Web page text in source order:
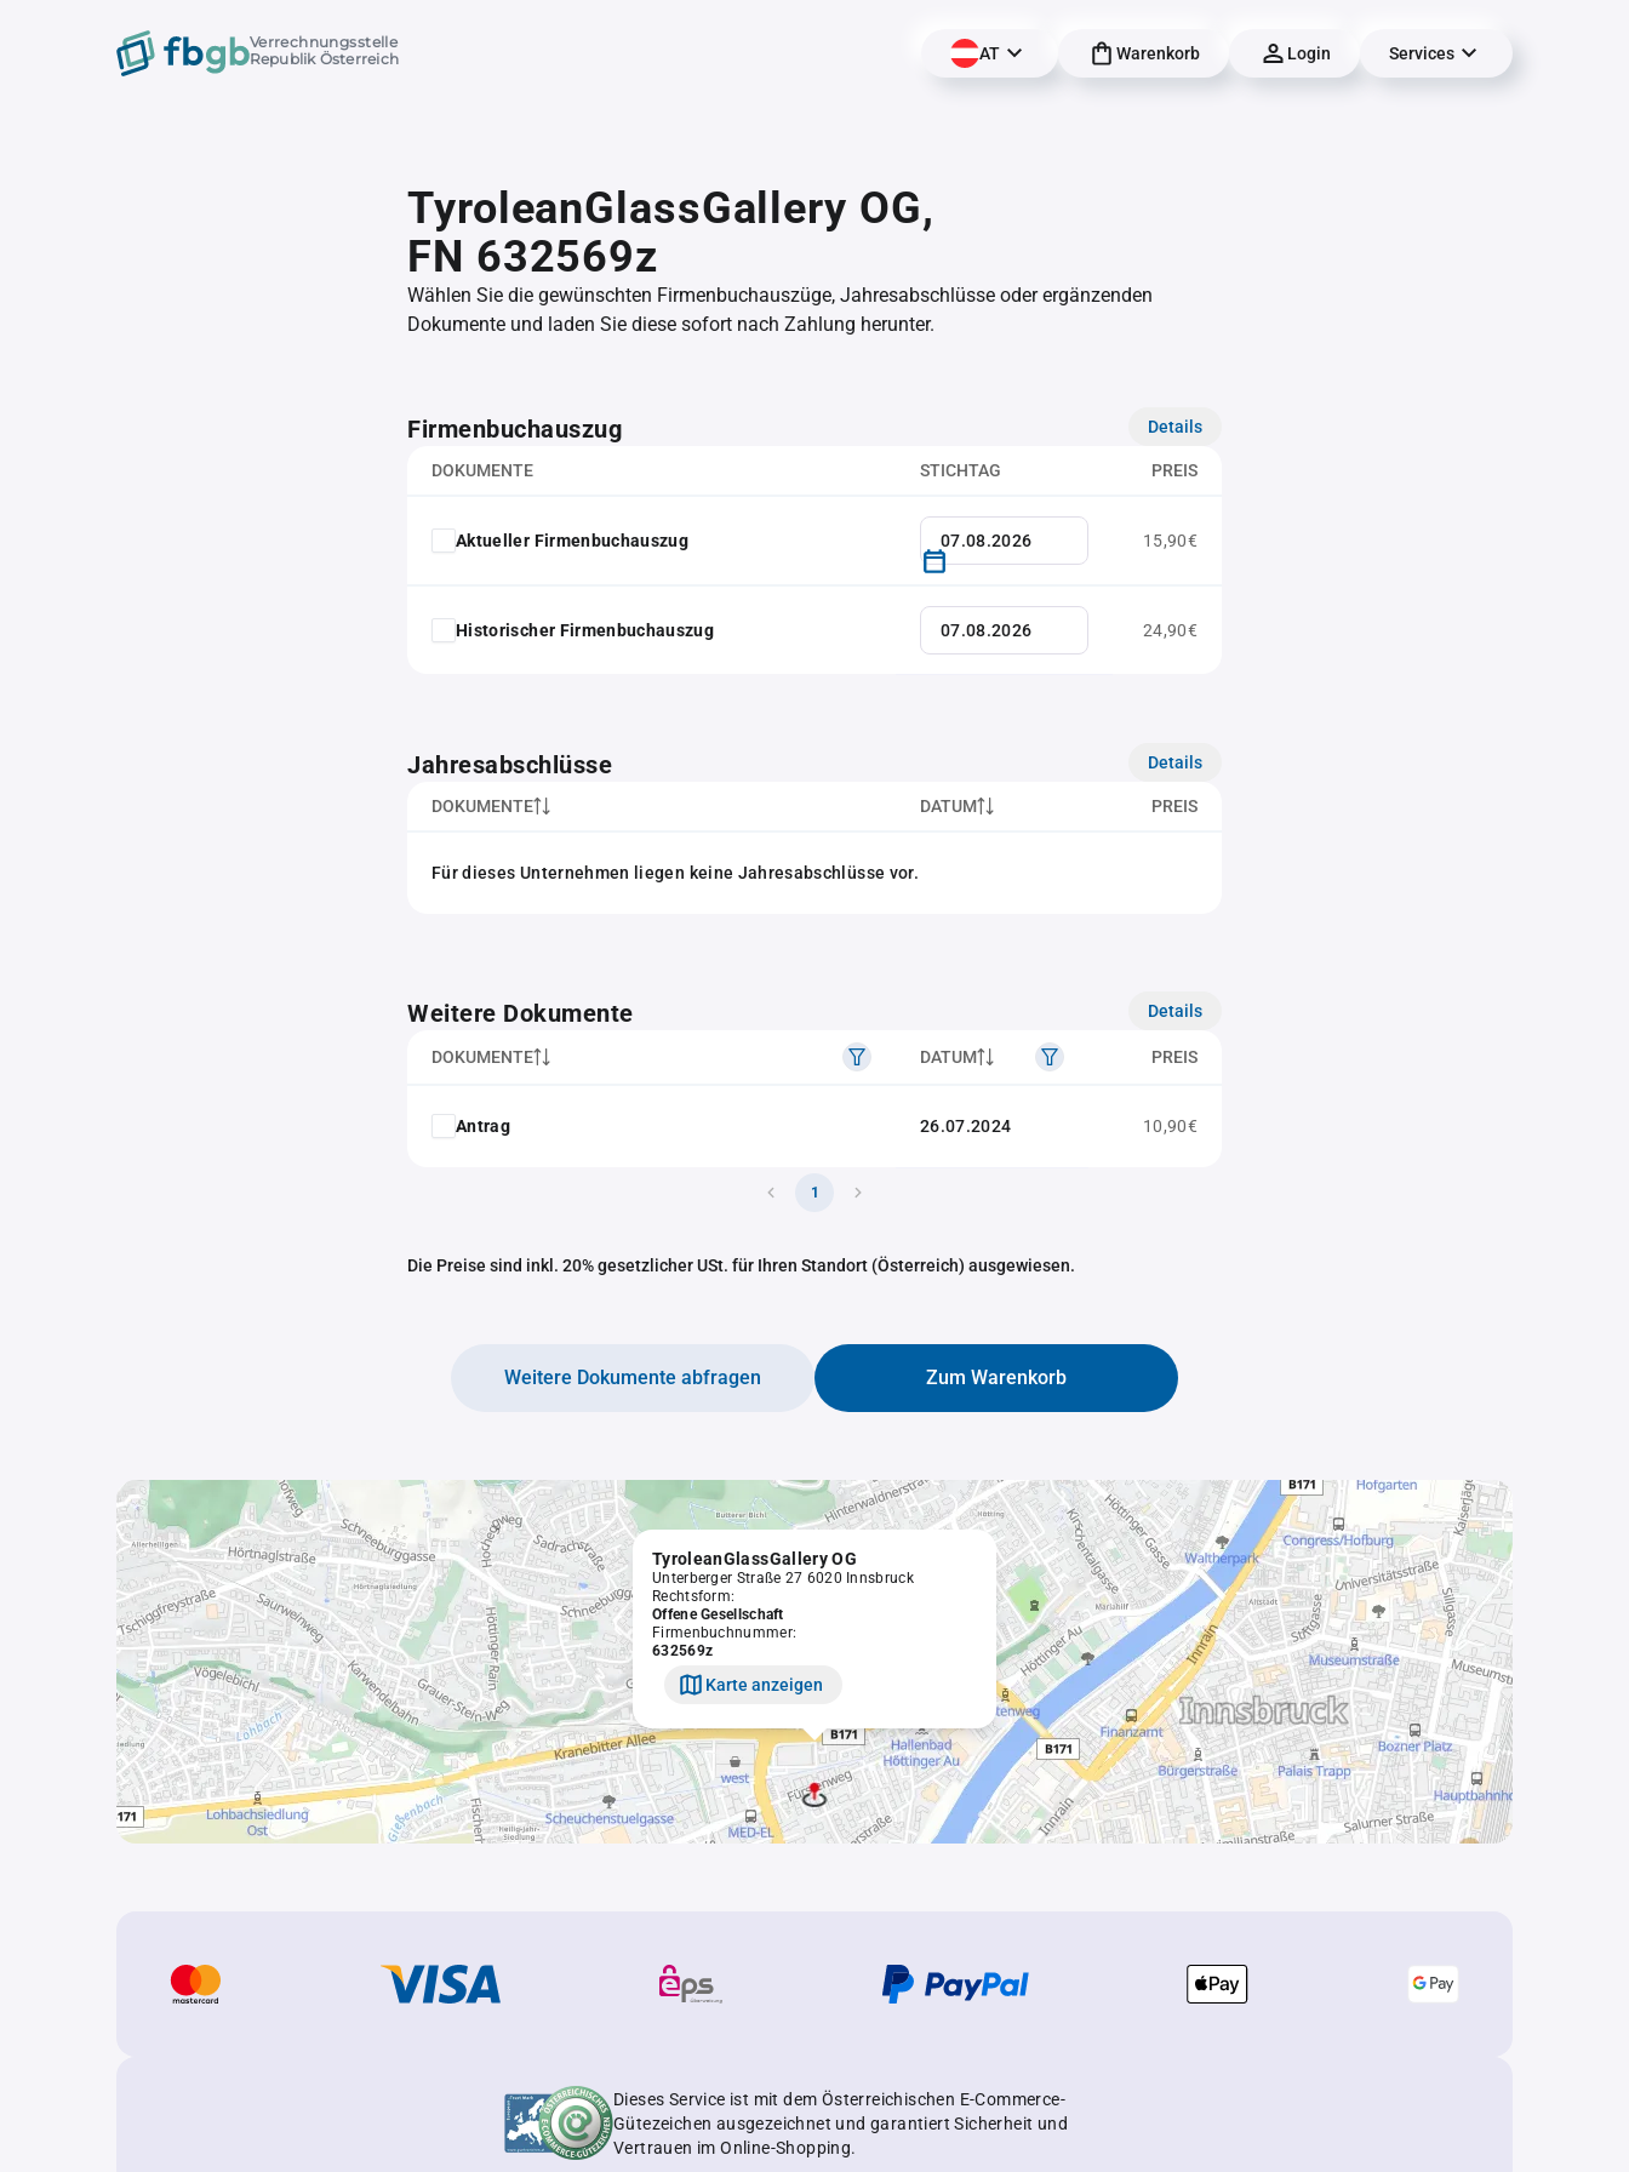
Verrechnungsstelle
Republik Österreich
AT Warenkorb Login Services
TyroleanGlassGallery OG,
FN 632569z
Wählen Sie die gewünschten Firmenbuchauszüge, Jahresabschlüsse oder ergänzenden
Dokumente und laden Sie diese sofort nach Zahlung herunter.
Firmenbuchauszug Details
DOKUMENTE STICHTAG PREIS
Aktueller Firmenbuchauszug 15,90€
Historischer Firmenbuchauszug 24,90€
Jahresabschlüsse Details
DOKUMENTE DATUM PREIS
Für dieses Unternehmen liegen keine Jahresabschlüsse vor.
Weitere Dokumente Details
DOKUMENTE DATUM PREIS
Antrag 26.07.2024 10,90€
1
Die Preise sind inkl. 20% gesetzlicher USt. für Ihren Standort (Österreich) ausgewiesen.
Zum Warenkorb
Weitere Dokumente abfragen
TyroleanGlassGallery OG
Unterberger Straße 27 6020 Innsbruck
Rechtsform:
Offene Gesellschaft
Firmenbuchnummer:
632569z
Karte anzeigen
Dieses Service ist mit dem Österreichischen E-Commerce-
Gütezeichen ausgezeichnet und garantiert Sicherheit und
Vertrauen im Online-Shopping.